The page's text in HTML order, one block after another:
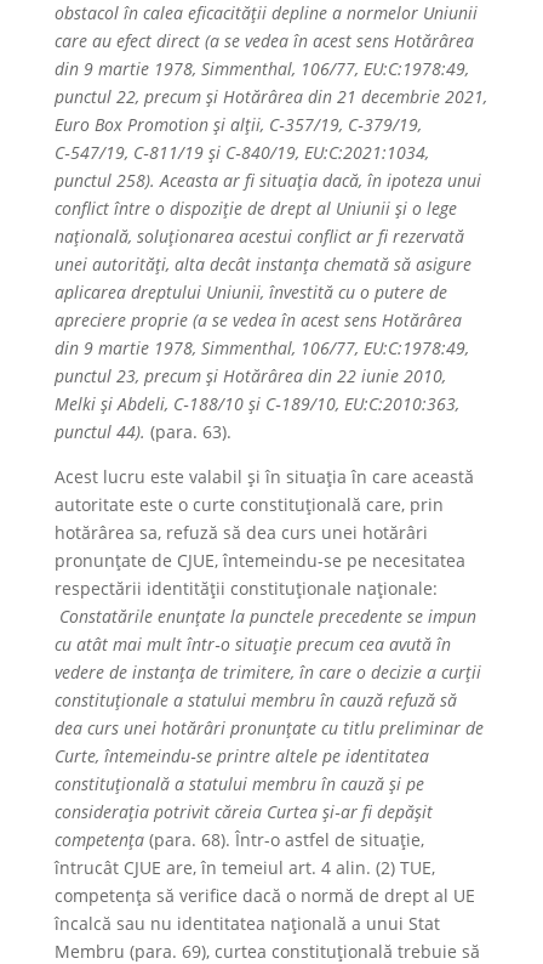
obstacol în calea eficacității depline a normelor Uniunii
care au efect direct (a se vedea în acest sens Hotărârea
din 9 martie 1978, Simmenthal, 106/77, EU:C:1978:49,
punctul 22, precum și Hotărârea din 21 decembrie 2021,
Euro Box Promotion și alții, C‑357/19, C‑379/19,
C‑547/19, C‑811/19 și C‑840/19, EU:C:2021:1034,
punctul 258). Aceasta ar fi situația dacă, în ipoteza unui
conflict între o dispoziție de drept al Uniunii și o lege
națională, soluționarea acestui conflict ar fi rezervată
unei autorități, alta decât instanța chemată să asigure
aplicarea dreptului Uniunii, învestită cu o putere de
apreciere proprie (a se vedea în acest sens Hotărârea
din 9 martie 1978, Simmenthal, 106/77, EU:C:1978:49,
punctul 23, precum și Hotărârea din 22 iunie 2010,
Melki și Abdeli, C‑188/10 și C‑189/10, EU:C:2010:363,
punctul 44). (para. 63).
Acest lucru este valabil și în situația în care această
autoritate este o curte constituțională care, prin
hotărârea sa, refuză să dea curs unei hotărâri
pronunțate de CJUE, întemeindu‑se pe necesitatea
respectării identității constituționale naționale:
Constatările enunțate la punctele precedente se impun
cu atât mai mult într‑o situație precum cea avută în
vedere de instanța de trimitere, în care o decizie a curții
constituționale a statului membru în cauză refuză să
dea curs unei hotărâri pronunțate cu titlu preliminar de
Curte, întemeindu‑se printre altele pe identitatea
constituțională a statului membru în cauză și pe
considerația potrivit căreia Curtea și‑ar fi depășit
competența (para. 68). Într-o astfel de situație,
întrucât CJUE are, în temeiul art. 4 alin. (2) TUE,
competența să verifice dacă o normă de drept al UE
încalcă sau nu identitatea națională a unui Stat
Membru (para. 69), curtea constituțională trebuie să